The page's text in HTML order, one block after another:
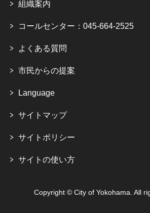
組織案内
コールセンター：045-664-2525
よくある質問
市民からの提案
Language
サイトマップ
サイトポリシー
サイトの使い方
Copyright © City of Yokohama. All